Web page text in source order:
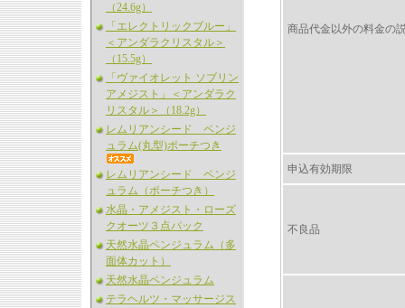
（24.6g）
「エレクトリックブルー」
＜アンダラクリスタル＞
（15.5g）
「ヴァイオレット ソブリン
アメジスト」＜アンダラク
リスタル＞（18.2g）
レムリアンシード ペンジ
ュラム(丸型)ポーチつき
レムリアンシード ペンジ
ュラム（ポーチつき）
水晶・アメジスト・ローズ
クオーツ３点パック
天然水晶ペンジュラム（多
面体カット）
天然水晶ペンジュラム
テラヘルツ・マッサージス
商品代金以外の料金の
申込有効期限
不良品